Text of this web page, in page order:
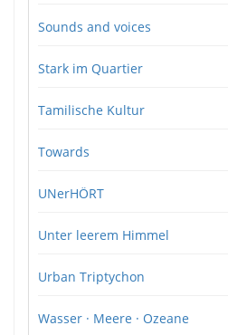
Sounds and voices
Stark im Quartier
Tamilische Kultur
Towards
UNerHÖRT
Unter leerem Himmel
Urban Triptychon
Wasser · Meere · Ozeane